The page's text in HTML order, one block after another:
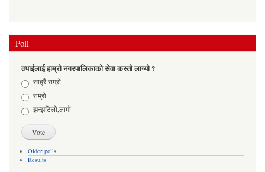
Poll
तपाईलाई हाम्रो नगरपालिकाको सेवा कस्तो लाग्यो ?
Choicesसाह्रै राम्रो
राम्रो
झन्झटिलो,लामो
Older polls
Results